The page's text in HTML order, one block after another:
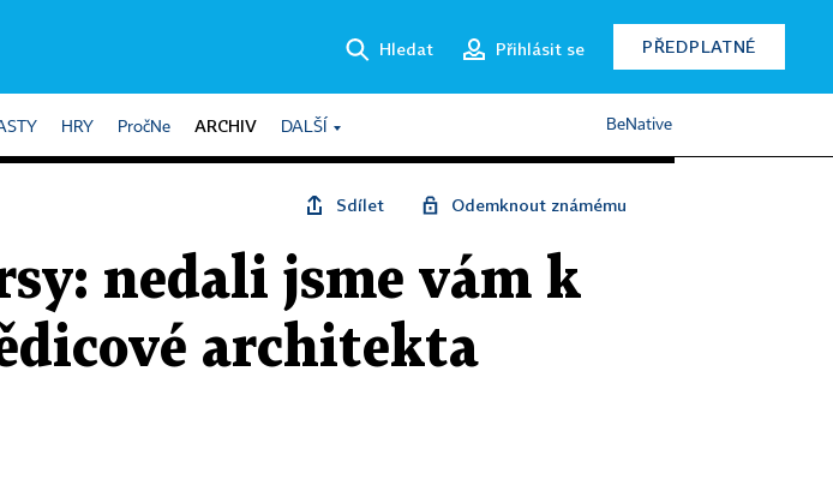
Hledat Přihlásit se PŘEDPLATNÉ
HRY PročNe ARCHIV DALŠÍ BeNative
Sdílet Odemknout známému
nedali jsme vám k
architekta